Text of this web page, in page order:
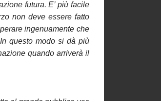
futura. E’ più facile
non deve essere fatto
ingenuamente che
questo modo si dà più
quando arriverà il